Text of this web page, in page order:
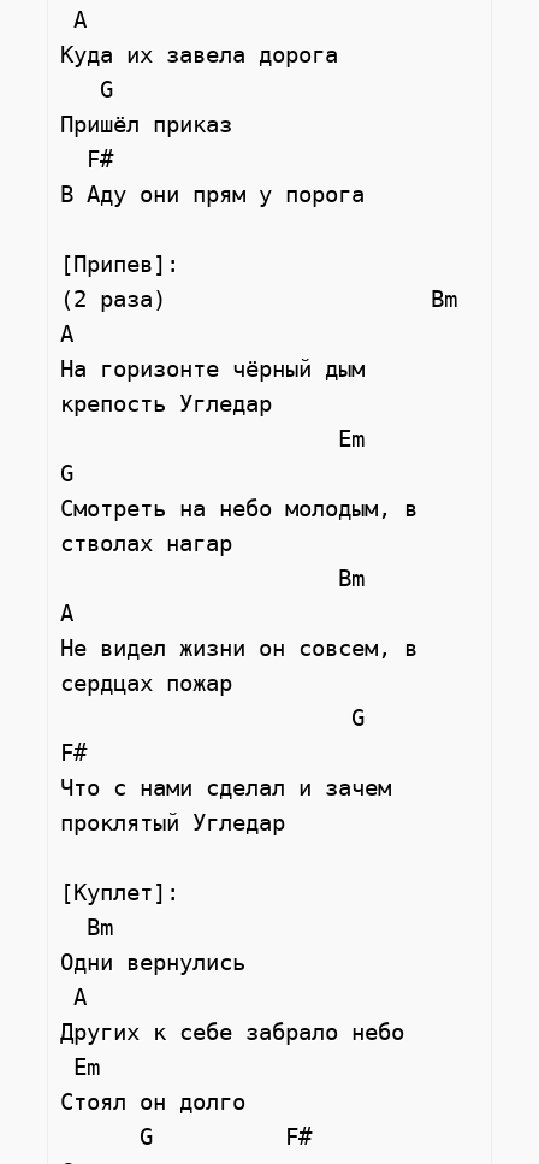
A
Куда их завела дорога
Пришёл приказ
В Аду они прям у порога
[Припев]:
(2 раза)                    Bm
A
На горизонте чёрный дым
крепость Угледар
G
Смотреть на небо молодым, в
стволах нагар
A
Не видел жизни он совсем, в
сердцах пожар
F#
Что с нами сделал и зачем
проклятый Угледар
[Куплет]:
Одни вернулись
A
Других к себе забрало небо
Стоял он долго